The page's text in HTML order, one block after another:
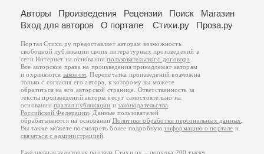
Авторы Произведения Рецензии Поиск
Магазин
Вход для авторов
О портале Стихи.ру Проза.ру
Портал Стихи.ру предоставляет авторам возможность
свободной публикации своих литературных произведений в
сети Интернет на основаниипользовательского договора
Все авторские права на произведения принадлежат авторам
и охраняются законом . Перепечатка произведений возможна
только с согласия его автора, к которому вы можете
обратиться на его авторской странице. Ответственность за
тексты произведений авторы несут самостоятельно на
основанииправил публикации изаконодательства
Российской Федерации . Данные пользователей
обрабатываются на основании Политики обработки персональных данных
Вы также можете посмотреть более подробную информацию о портале и
связаться с администрацией
Ежедневная аудитория портала Стихи.ру – порядка 200 тысяч